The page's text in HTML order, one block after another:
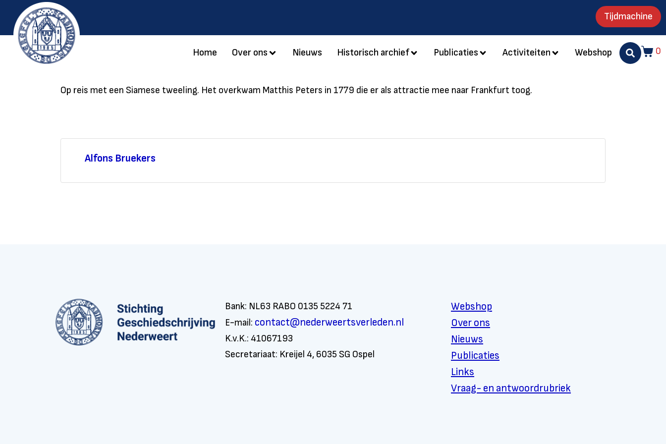
Tijdmachine
Home Over ons Nieuws Historisch archief Publicaties Activiteiten Webshop 0
Op reis met een Siamese tweeling. Het overkwam Matthis Peters in 1779 die er als attractie mee naar Frankfurt toog.
Alfons Bruekers
Bank: NL63 RABO 0135 5224 71
E-mail: contact@nederweertsverleden.nl
K.v.K.: 41067193
Secretariaat: Kreijel 4, 6035 SG Ospel
Webshop
Over ons
Nieuws
Publicaties
Links
Vraag- en antwoordrubriek